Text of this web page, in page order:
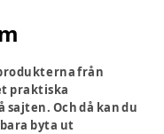
från
praktiska
Och då kan du
byta ut